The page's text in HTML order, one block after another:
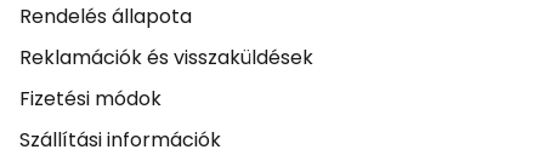
Rendelés állapota
Reklamációk és visszaküldések
Fizetési módok
Szállítási információk